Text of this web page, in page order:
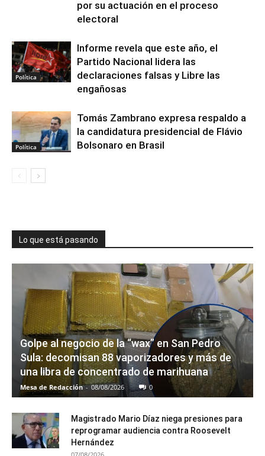
por su actuación en el proceso
electoral
Política
Informe revela que este año, el
Partido Nacional lidera las
declaraciones falsas y Libre las
engañosas
Política
Tomás Zambrano expresa respaldo a
la candidatura presidencial de Flávio
Bolsonaro en Brasil
Lo que está pasando
Golpe al negocio de la “wax” en San Pedro
Sula: decomisan 88 vaporizadores y más de
una libra de concentrado de marihuana
Mesa de Redacción - 08/08/2026 0
Magistrado Mario Díaz niega presiones para
reprogramar audiencia contra Roosevelt
Hernández